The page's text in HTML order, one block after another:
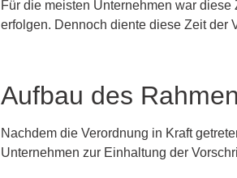
Für die meisten Unternehmen war
erfolgen. Dennoch diente diese Zeit der
Aufbau des
Nachdem die Verordnung in Kraft
Unternehmen zur Einhaltung der